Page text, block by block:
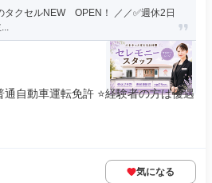
タクセルNEW OPEN！ ／／✅週休2日
自動車運転免許 ⭐経験者の方は優遇
気になる